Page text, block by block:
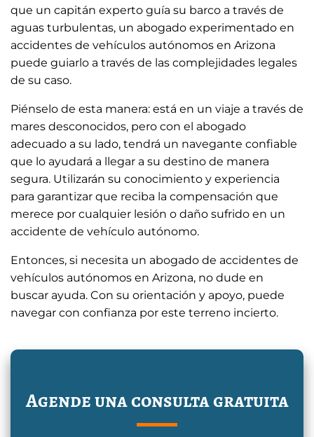
que un capitán experto guía su barco a través de
aguas turbulentas, un abogado experimentado en
accidentes de vehículos autónomos en Arizona
puede guiarlo a través de las complejidades legales
de su caso.
Piénselo de esta manera: está en un viaje a través de
mares desconocidos, pero con el abogado
adecuado a su lado, tendrá un navegante confiable
que lo ayudará a llegar a su destino de manera
segura. Utilizarán su conocimiento y experiencia
para garantizar que reciba la compensación que
merece por cualquier lesión o daño sufrido en un
accidente de vehículo autónomo.
Entonces, si necesita un abogado de accidentes de
vehículos autónomos en Arizona, no dude en
buscar ayuda. Con su orientación y apoyo, puede
navegar con confianza por este terreno incierto.
Agende una consulta gratuita